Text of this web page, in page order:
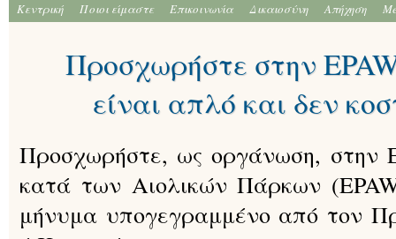
Κεντρική Ποιοι είμαστε Επικοινωνία Δικαιοσύνη Απήχηση
Προσχωρήστε στην
είναι απλό και δεν
Προσχωρήστε, ως οργάνωση, στην
κατά των Αιολικών Πάρκων
μήνυμα υπογεγραμμένο από τον